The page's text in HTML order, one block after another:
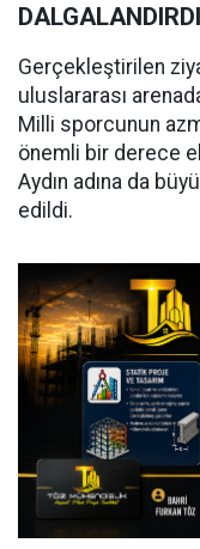
DALGALANDIRDI
Gerçekleştirilen
uluslararası
Milli sporcunun
önemli bir derece
Aydın adına da
edildi.